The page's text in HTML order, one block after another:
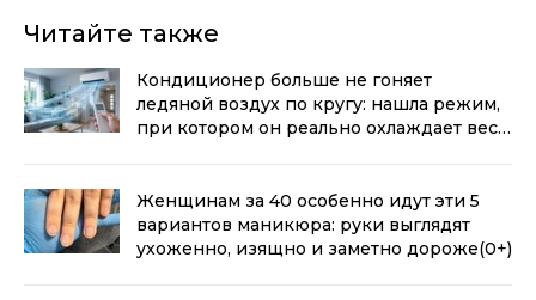
Читайте также
Кондиционер больше не гоняет
ледяной воздух по кругу: нашла режим,
при котором он реально охлаждает весь
Женщинам за 40 особенно идут эти 5
вариантов маникюра: руки выглядят
ухоженно, изящно и заметно дороже(0+)